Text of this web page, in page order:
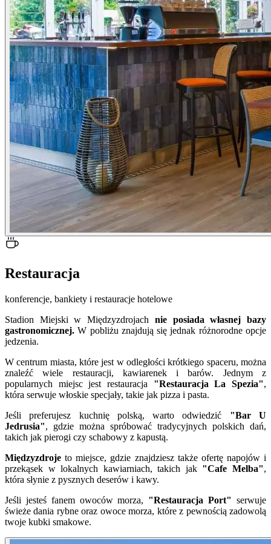
Restauracja
konferencje, bankiety i restauracje hotelowe
Stadion Miejski w Międzyzdrojach nie posiada własnej bazy
gastronomicznej. W pobliżu znajdują się jednak różnorodne opcje
jedzenia.
W centrum miasta, które jest w odległości krótkiego spaceru, można
znaleźć wiele restauracji, kawiarenek i barów. Jednym z
popularnych miejsc jest restauracja "Restauracja La Spezia",
która serwuje włoskie specjały, takie jak pizza i pasta.
Jeśli preferujesz kuchnię polską, warto odwiedzić "Bar U
Jedrusia", gdzie można spróbować tradycyjnych polskich dań,
takich jak pierogi czy schabowy z kapustą.
Międzyzdroje to miejsce, gdzie znajdziesz także ofertę napojów i
przekąsek w lokalnych kawiarniach, takich jak "Cafe Melba",
która słynie z pysznych deserów i kawy.
Jeśli jesteś fanem owoców morza, "Restauracja Port" serwuje
świeże dania rybne oraz owoce morza, które z pewnością zadowolą
twoje kubki smakowe.